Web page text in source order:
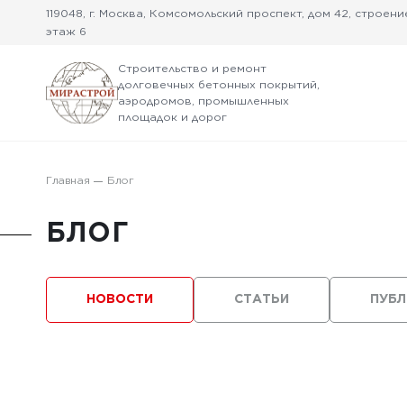
119048, г. Москва, Комсомольский проспект, дом 42,
этаж 6
Строительство и ремонт
долговечных бетонных покрытий,
аэродромов, промышленных
площадок и дорог
Главная Блог
БЛОГ
НОВОСТИ СТАТЬИ